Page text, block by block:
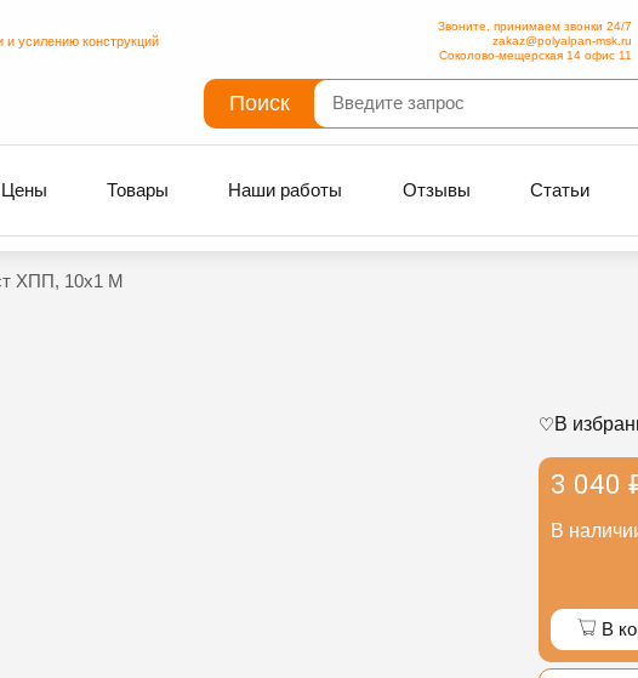
и усилению конструкций
Звоните, принимаем звонки 24/7
zakaz@polyalpan-msk.ru
Соколово-мещерская 14 офис 11
Поиск
Цены Товары Наши работы Отзывы Статьи
ХПП, 10х1 М
3 040
В
В
В